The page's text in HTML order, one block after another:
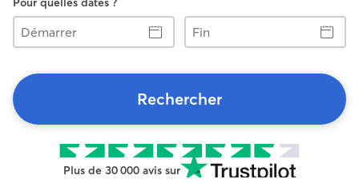
Démarrer
Fin
Rechercher
Plus de 30 000 avis sur